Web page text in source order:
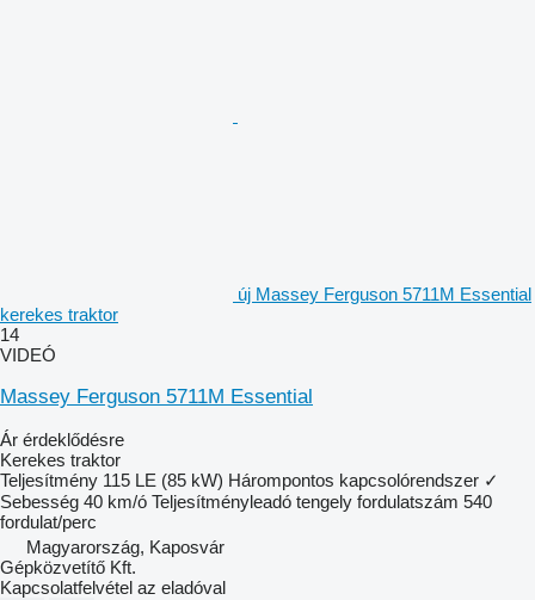
új Massey Ferguson 5711M Essential
kerekes traktor
14
VIDEÓ
Massey Ferguson 5711M Essential
Ár érdeklődésre
Kerekes traktor
Teljesítmény 115 LE (85 kW) Hárompontos kapcsolórendszer ✓
Sebesség 40 km/ó Teljesítményleadó tengely fordulatszám 540
fordulat/perc
Magyarország, Kaposvár
Gépközvetítő Kft.
Kapcsolatfelvétel az eladóval